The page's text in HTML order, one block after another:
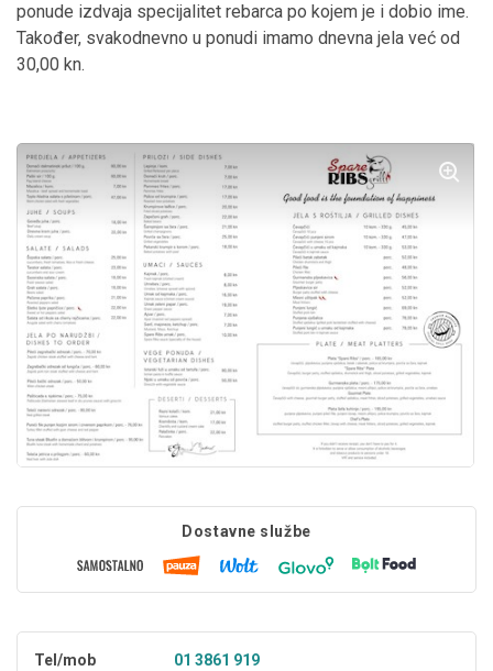
ponude izdvaja specijalitet rebarca po kojem je i dobio ime.
Također, svakodnevno u ponudi imamo dnevna jela već od
30,00 kn.
Dostavne službe
Tel/mob 01 3861 919